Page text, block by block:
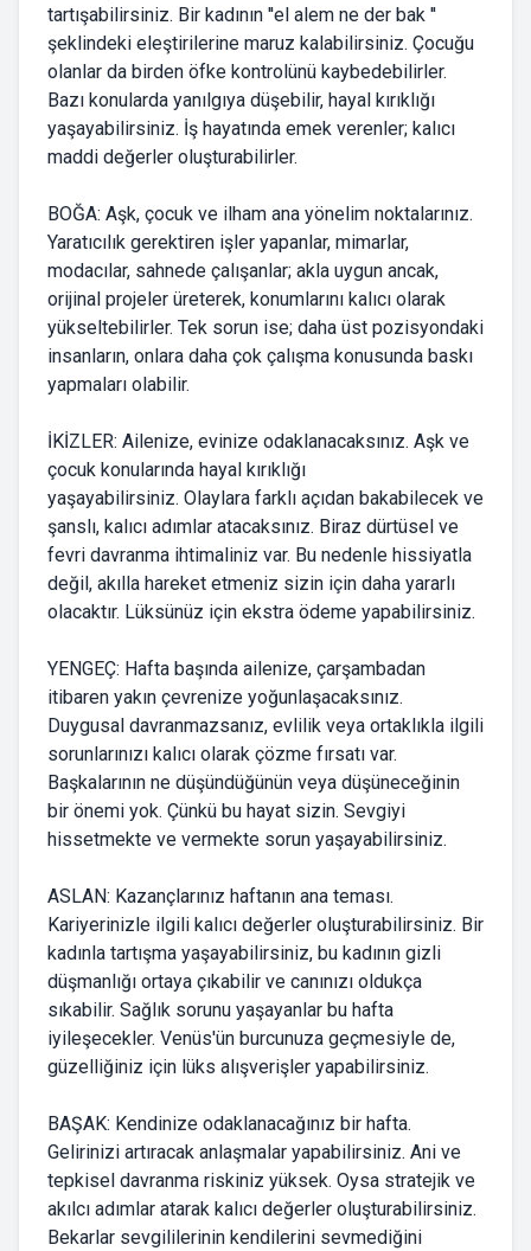
tartışabilirsiniz. Bir kadının ''el alem ne der bak ''
şeklindeki eleştirilerine maruz kalabilirsiniz. Çocuğu
olanlar da birden öfke kontrolünü kaybedebilirler.
Bazı konularda yanılgıya düşebilir, hayal kırıklığı
yaşayabilirsiniz. İş hayatında emek verenler; kalıcı
maddi değerler oluşturabilirler.
BOĞA: Aşk, çocuk ve ilham ana yönelim noktalarınız.
Yaratıcılık gerektiren işler yapanlar, mimarlar,
modacılar, sahnede çalışanlar; akla uygun ancak,
orijinal projeler üreterek, konumlarını kalıcı olarak
yükseltebilirler. Tek sorun ise; daha üst pozisyondaki
insanların, onlara daha çok çalışma konusunda baskı
yapmaları olabilir.
İKİZLER: Ailenize, evinize odaklanacaksınız. Aşk ve
çocuk konularında hayal kırıklığı
yaşayabilirsiniz. Olaylara farklı açıdan bakabilecek ve
şanslı, kalıcı adımlar atacaksınız. Biraz dürtüsel ve
fevri davranma ihtimaliniz var. Bu nedenle hissiyatla
değil, akılla hareket etmeniz sizin için daha yararlı
olacaktır. Lüksünüz için ekstra ödeme yapabilirsiniz.
YENGEÇ: Hafta başında ailenize, çarşambadan
itibaren yakın çevrenize yoğunlaşacaksınız.
Duygusal davranmazsanız, evlilik veya ortaklıkla ilgili
sorunlarınızı kalıcı olarak çözme fırsatı var.
Başkalarının ne düşündüğünün veya düşüneceğinin
bir önemi yok. Çünkü bu hayat sizin. Sevgiyi
hissetmekte ve vermekte sorun yaşayabilirsiniz.
ASLAN: Kazançlarınız haftanın ana teması.
Kariyerinizle ilgili kalıcı değerler oluşturabilirsiniz. Bir
kadınla tartışma yaşayabilirsiniz, bu kadının gizli
düşmanlığı ortaya çıkabilir ve canınızı oldukça
sıkabilir. Sağlık sorunu yaşayanlar bu hafta
iyileşecekler. Venüs'ün burcunuza geçmesiyle de,
güzelliğiniz için lüks alışverişler yapabilirsiniz.
BAŞAK: Kendinize odaklanacağınız bir hafta.
Gelirinizi artıracak anlaşmalar yapabilirsiniz. Ani ve
tepkisel davranma riskiniz yüksek. Oysa stratejik ve
akılcı adımlar atarak kalıcı değerler oluşturabilirsiniz.
Bekarlar sevgililerinin kendilerini sevmediğini